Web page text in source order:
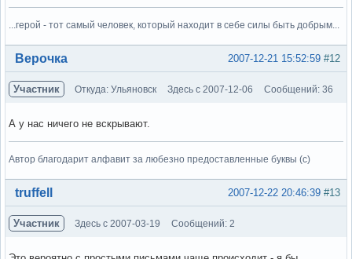
...герой - тот самый человек, который находит в себе силы быть добрым...
Вне форума #12
2007-12-21 15:52:59
Верочка
Участник Откуда: Ульяновск Здесь с 2007-12-06 Сообщений: 36
А у нас ничего не вскрывают.
Автор благодарит алфавит за любезно предоставленные буквы (с)
Вне форума #13
2007-12-22 20:46:39
truffell
Участник Здесь с 2007-03-19 Сообщений: 2